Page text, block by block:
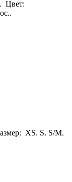
Цвет:
XS. S. S/M.